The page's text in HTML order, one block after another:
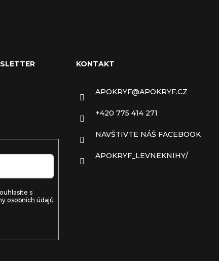
s
osobních údajů
KONTAKT
APOKRYF@APOKRYF.CZ
+420 775 414 271
NAVŠTIVTE NÁŠ FACEBOOK
APOKRYF_LEVNEKNIHY/